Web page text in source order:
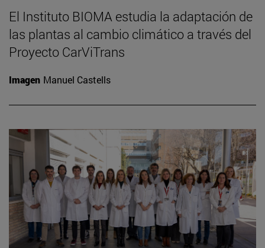
El Instituto BIOMA estudia la adaptación de
las plantas al cambio climático a través del
Proyecto CarViTrans
Imagen Manuel Castells